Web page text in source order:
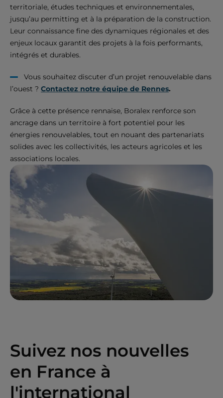
territoriale, études techniques et environnementales,
jusqu’au permitting et à la préparation de la construction.
Leur connaissance fine des dynamiques régionales et des
enjeux locaux garantit des projets à la fois performants,
intégrés et durables.
Vous souhaitez discuter d’un projet renouvelable dans
l’ouest ? Contactez notre équipe de Rennes.
Grâce à cette présence rennaise, Boralex renforce son
ancrage dans un territoire à fort potentiel pour les
énergies renouvelables, tout en nouant des partenariats
solides avec les collectivités, les acteurs agricoles et les
associations locales.
Suivez nos nouvelles
en France à
l'international